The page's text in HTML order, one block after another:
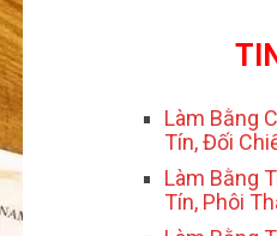
Làm Bằng
Tín, Đối
Làm Bằng
Tín, Phôi